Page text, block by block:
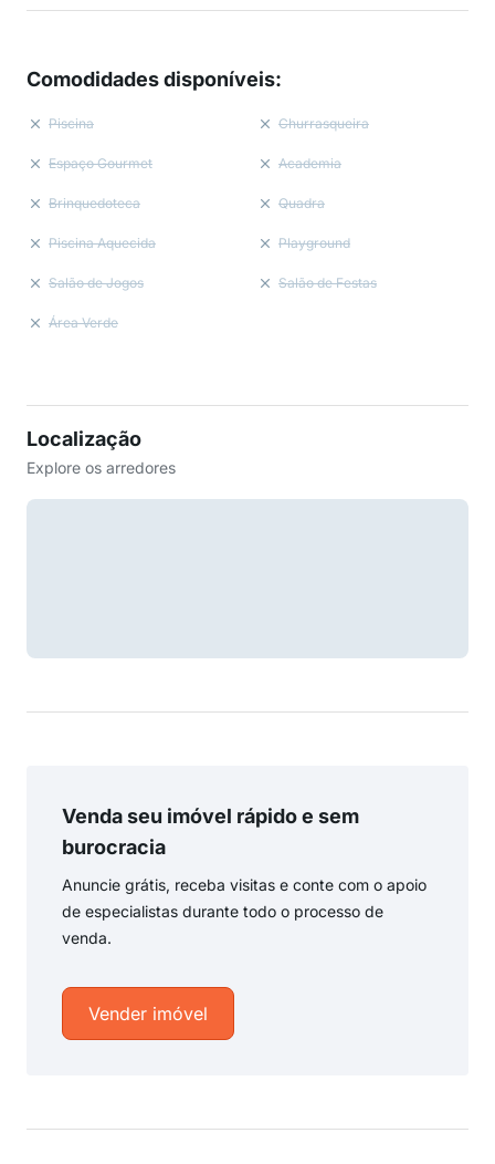
Comodidades disponíveis:
Piscina Churrasqueira
Espaço Gourmet Academia
Brinquedoteca Quadra
Piscina Aquecida Playground
Salão de Jogos Salão de Festas
Área Verde
Localização
Explore os arredores
Venda seu imóvel rápido e sem
burocracia
Anuncie grátis, receba visitas e conte com o apoio
de especialistas durante todo o processo de
venda.
Vender imóvel